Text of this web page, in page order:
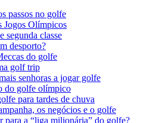
passos no golfe
Jogos Olímpicos
segunda classe
desporto?
do golfe
golf trip
senhoras a jogar golfe
do golfe olímpico
para tardes de chuva
os negócios e o golfe
para a “liga milionária” do golfe?